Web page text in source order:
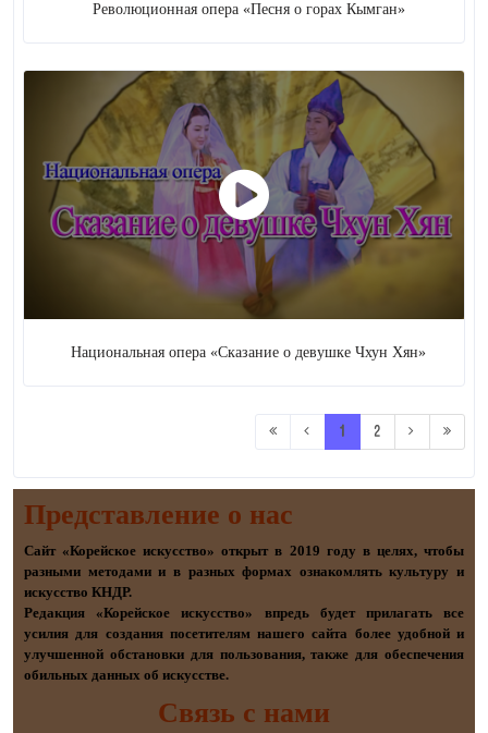
Революционная опера «Песня о горах Кымган»
Национальная опера «Сказание о девушке Чхун Хян»
1 2
Представление о наc
Сайт «Корейское искусство» открыт в 2019 году в целях, чтобы
разными методами и в разных формах ознакомлять культуру и
искусство КНДР.
Редакция «Корейское искусство» впредь будет прилагать все
усилия для создания посетителям нашего сайта более удобной и
улучшенной обстановки для пользования, также для обеспечения
обильных данных об искусстве.
Связь с нами